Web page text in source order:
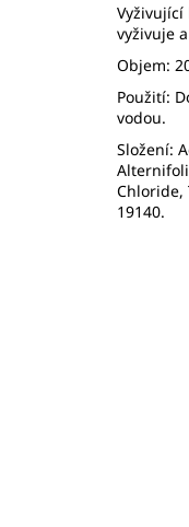
vyživuje
Objem:
Použití:
vodou.
Složení:
Chloride,
19140.